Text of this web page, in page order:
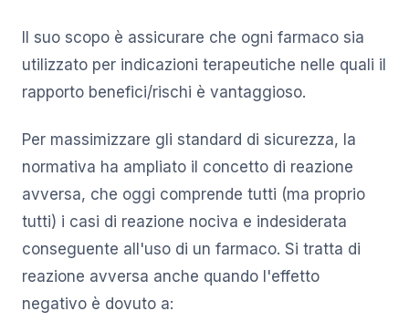
Il suo scopo è assicurare che ogni farmaco sia
utilizzato per indicazioni terapeutiche nelle quali il
rapporto benefici/rischi è vantaggioso.
Per massimizzare gli standard di sicurezza, la
normativa ha ampliato il concetto di reazione
avversa, che oggi comprende tutti (ma proprio
tutti) i casi di reazione nociva e indesiderata
conseguente all'uso di un farmaco. Si tratta di
reazione avversa anche quando l'effetto
negativo è dovuto a: